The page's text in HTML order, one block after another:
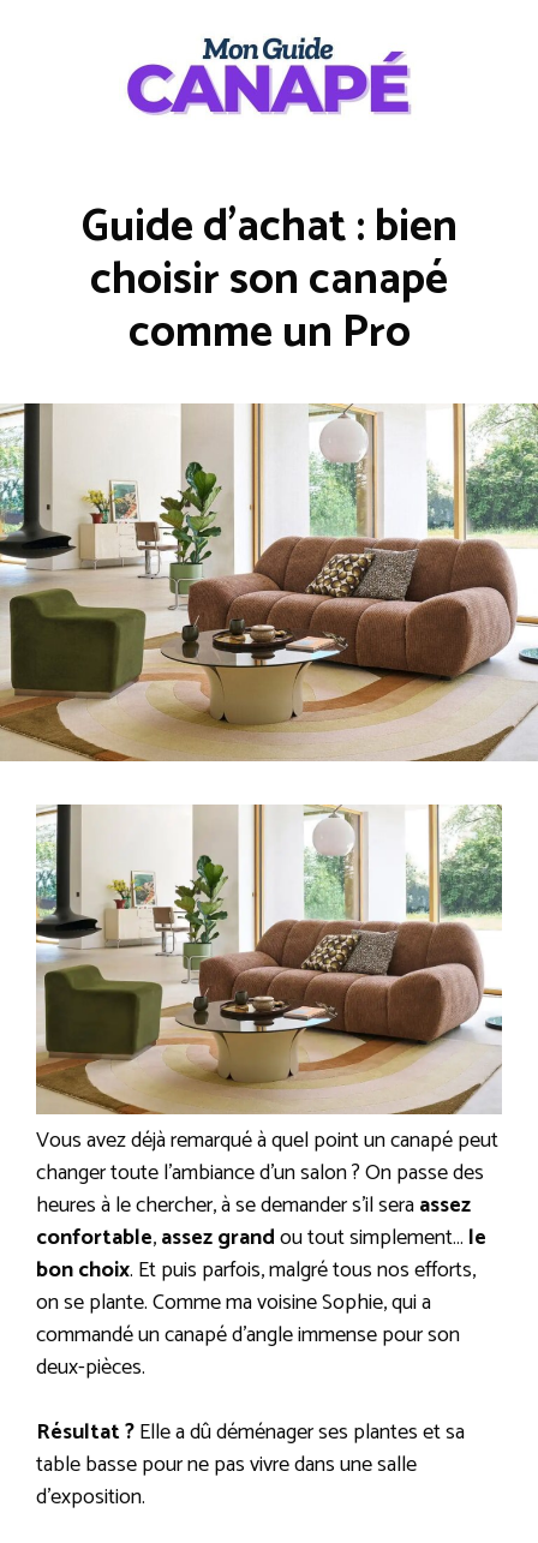
Guide d’achat : bien
choisir son canapé
comme un Pro
Vous avez déjà remarqué à quel point un canapé peut
changer toute l’ambiance d’un salon ? On passe des
heures à le chercher, à se demander s’il seraassez
confortable,assez grandou tout simplement… le
bon choix. Et puis parfois, malgré tous nos efforts,
on se plante. Comme ma voisine Sophie, qui a
commandé un canapé d’angle immense pour son
deux-pièces.
Résultat ?Elle a dû déménager ses plantes et sa
table basse pour ne pas vivre dans une salle
d’exposition.